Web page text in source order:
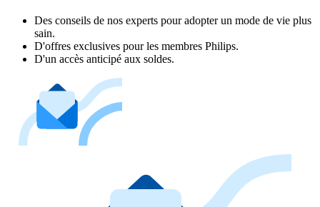
Des conseils de nos experts pour adopter un mode de vie plus
sain.
D'offres exclusives pour les membres Philips.
D'un accès anticipé aux soldes.